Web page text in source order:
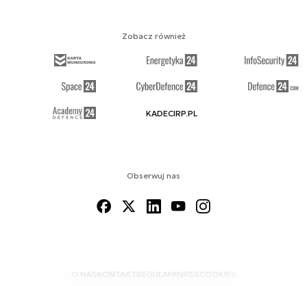
Obserwuj nas
O NAS KONTAKTREGULAMINRSS COOKIES
Zobacz również
KADECIRP.PL